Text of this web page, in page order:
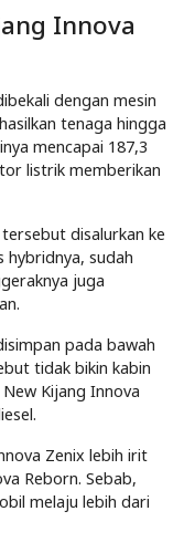
Innova
dengan mesin
tenaga hingga
mencapai 187,3
listrik memberikan
disalurkan ke
hybridnya, sudah
juga
pada bawah
tidak bikin kabin
Kijang Innova
Zenix lebih irit
Reborn. Sebab,
melaju lebih dari